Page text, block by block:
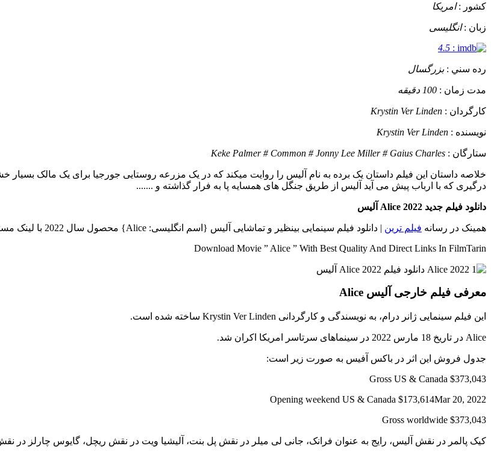
کشور :امریکا
زبان :انگلیسی
:
4.5
رده سني :بزرگسال
مدت زمان : 100 دقیقه
کارگردان : Krystin Ver Linden
نويسنده : Krystin Ver Linden
ستارگان : Keke Palmer # Common # Jonny Lee Miller # Gaius Charles
خلاصه داستان این فیلم داستان یک برده به نام آلیس را روایت میکند که در یک مزرعه روستایی جورجیا برای یک مالک
درگیری که با ارباب پیش می آید آلیس از طریق جنگل های همسایه پا به فرار گذاشته و .......
دانلود فیلم جدید Alice 2022 آلیس
همینک در رسانه فیلم ترین | دانلود فیلم سینمایی بینظیر و تماشایی آلیس {اسم انگلیسی: Alice} محصول سال 2022 با لینک مستقیم و کیفیت های Full HD تقدیم شما دوستان گرامی میشود..
Download Movie ” Alice ” With Best Quality And Direct Links In FilmTarin
معرفی فیلم خارجی آلیس Alice
این فیلم سینمایی ژانر درام، به نویسندگی و کارگردانی Krystin Ver Linden ساخته شده است.
Alice در تاریخ 18 مارس 2022 در سینماهای سرتاسر امریکا اکران شد.
جدول فروش این اثر در باکس آفیس به صورت زیر است:
Gross US & Canada $373,043
Opening weekend US & Canada $173,614Mar 20, 2022
Gross worldwide $373,043
کیک پالمر در نقش آلیس، رایج به عنوان فرانک، جانی لی میلر در نقش پل بنت، آلیشیا ویت در نقش ریچل، گایوس چارلز در